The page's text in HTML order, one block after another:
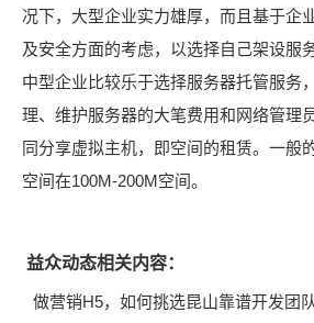
况下，大型企业实力雄厚，而且基于企
及安全方面的考虑，以选择自己架设服
中型企业比较乐于选择服务器托管服务
理、维护服务器的大笔费用和网络管理
同分享虚拟主机，即空间的租赁。一般
空间在100M-200M空间。
益众动态相关内容：
做营销H5，如何挑选昆山靠谱开发团队